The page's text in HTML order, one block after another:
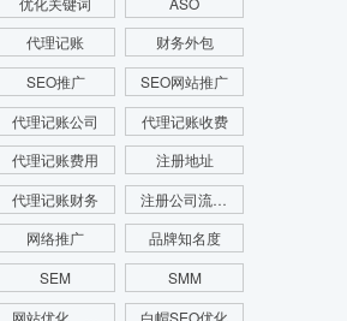
代理记账
财务外包
SEO推广
SEO网站推广
代理记账公司
代理记账收费
代理记账费用
注册地址
代理记账财务
注册公司流程费用
网络推广
品牌知名度
SEM
SMM
网站优化、SEO优化、SEO网站优化、关键词优化
白帽SEO优化